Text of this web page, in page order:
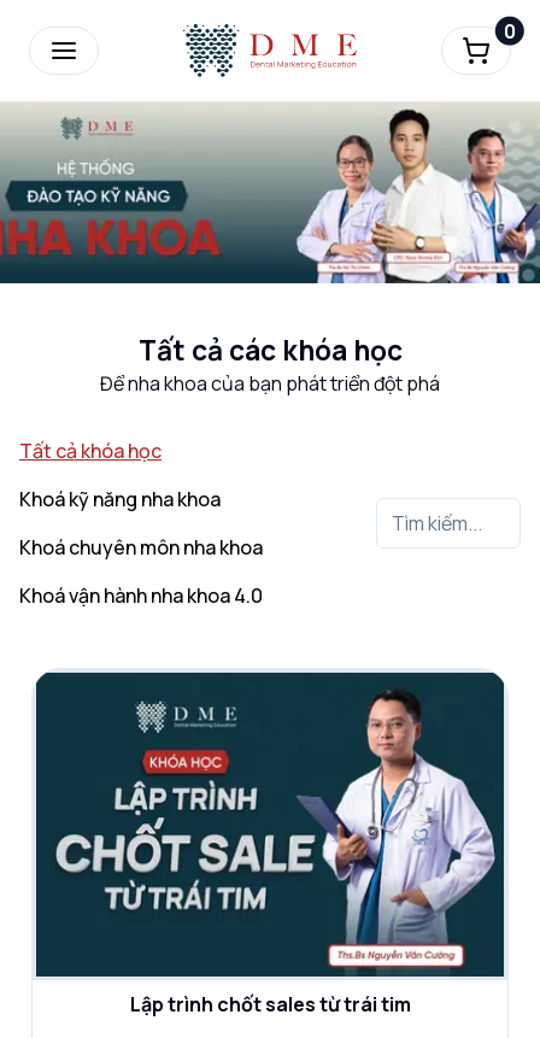
0
Tất cả các khóa học
Để nha khoa của bạn phát triển đột phá
Tất cả khóa học
Khoá kỹ năng nha khoa
Khoá chuyên môn nha khoa
Khoá vận hành nha khoa 4.0
Lập trình chốt sales từ trái tim